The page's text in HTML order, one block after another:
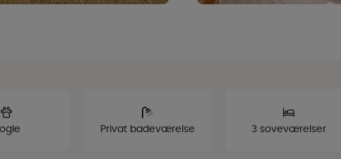
Privat badeværelse 3 soveværelser